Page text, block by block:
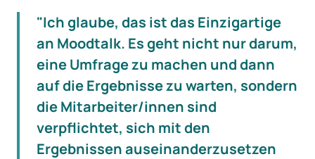
"Ich glaube, das ist das Einzigartige
an Moodtalk. Es geht nicht nur darum,
eine Umfrage zu machen und dann
auf die Ergebnisse zu warten, sondern
die Mitarbeiter/innen sind
verpflichtet, sich mit den
Ergebnissen auseinanderzusetzen